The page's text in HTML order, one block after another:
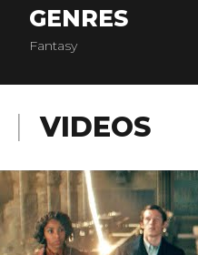
GENRES
Fantasy
VIDEOS